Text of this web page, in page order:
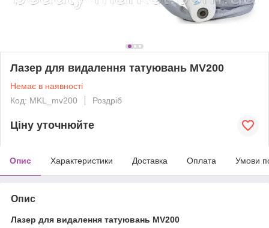
Лазер для видалення татуювань MV200
Немає в наявності
Код: MKL_mv200
Роздріб
Ціну уточнюйте
Опис Характеристики Доставка Оплата Умови
Опис
Лазер для видалення татуювань MV200